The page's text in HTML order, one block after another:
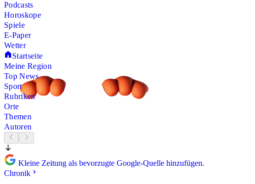
Podcasts
Horoskope
Spiele
E-Paper
Wetter
Startseite
Meine Region
Top News
Sport
Rubriken
Orte
Themen
Autoren
Kleine Zeitung als bevorzugte Google-Quelle hinzufügen.
Chronik